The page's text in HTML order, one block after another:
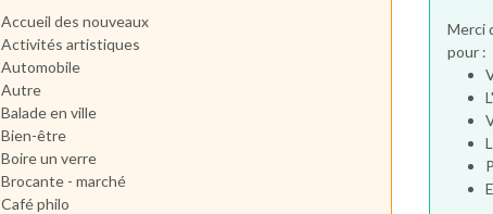
Accueil des nouveaux
Activités artistiques
Automobile
Autre
Balade en ville
Bien-être
Boire un verre
Brocante - marché
Café philo
Merci
pour :